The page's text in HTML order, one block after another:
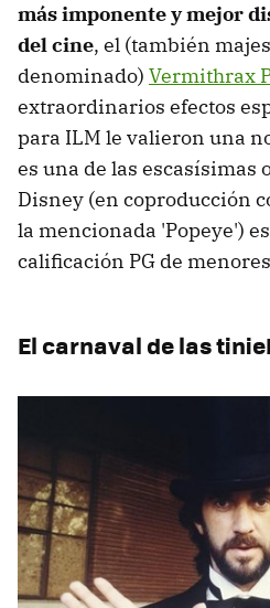
más imponente y mejor
del cine, el (también
denominado) Vermithrax
extraordinarios efectos
para ILM le valieron una
es una de las escasísimas
Disney (en coproducción
la mencionada 'Popeye')
calificación PG de
El carnaval de las